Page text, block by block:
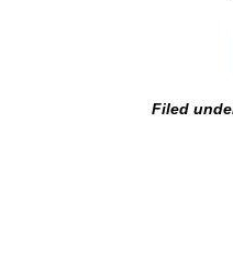
Filed